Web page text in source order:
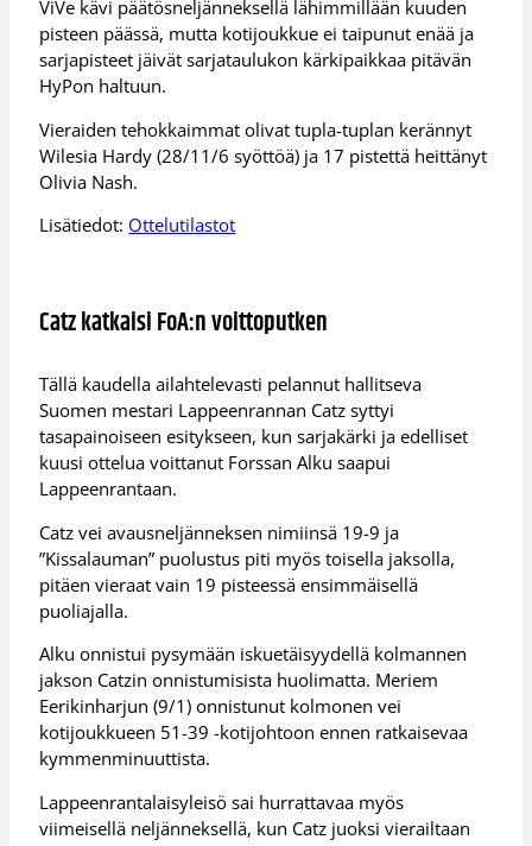
ViVe kävi päätösneljänneksellä lähimmillään kuuden
pisteen päässä, mutta kotijoukkue ei taipunut enää ja
sarjapisteet jäivät sarjataulukon kärkipaikkaa pitävän
HyPon haltuun.
Vieraiden tehokkaimmat olivat tupla-tuplan kerännyt
Wilesia Hardy (28/11/6 syöttöä) ja 17 pistettä heittänyt
Olivia Nash.
Lisätiedot: Ottelutilastot
Catz katkaisi FoA:n voittoputken
Tällä kaudella ailahtelevasti pelannut hallitseva
Suomen mestari Lappeenrannan Catz syttyi
tasapainoiseen esitykseen, kun sarjakärki ja edelliset
kuusi ottelua voittanut Forssan Alku saapui
Lappeenrantaan.
Catz vei avausneljänneksen nimiinsä 19-9 ja
”Kissalauman” puolustus piti myös toisella jaksolla,
pitäen vieraat vain 19 pisteessä ensimmäisellä
puoliajalla.
Alku onnistui pysymään iskuetäisyydellä kolmannen
jakson Catzin onnistumisista huolimatta. Meriem
Eerikinharjun (9/1) onnistunut kolmonen vei
kotijoukkueen 51-39 -kotijohtoon ennen ratkaisevaa
kymmenminuuttista.
Lappeenrantalaisyleisö sai hurrattavaa myös
viimeisellä neljänneksellä, kun Catz juoksi vierailtaan